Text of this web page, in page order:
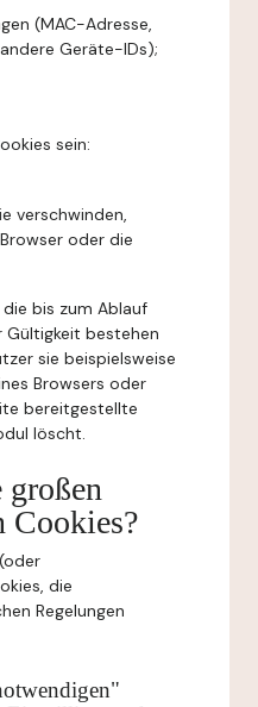
(MAC-Adresse,
Geräte-IDs);
sein:
verschwinden,
oder die
bis zum Ablauf
Gültigkeit bestehen
sie beispielsweise
Browsers oder
bereitgestellte
löscht.
großen
Cookies?
die
Regelungen